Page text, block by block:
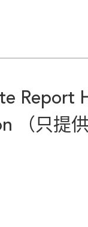
Report
（只提供